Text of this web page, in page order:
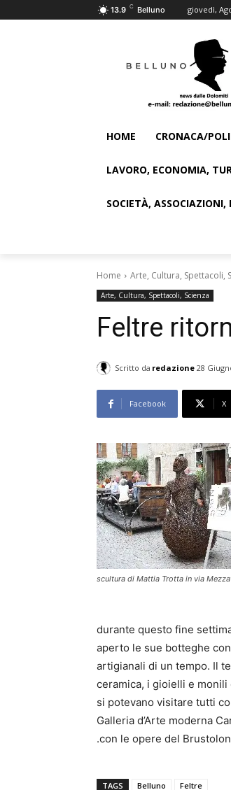
13.9 C Belluno giovedì,
HOME CRONACA/
LAVORO, ECONOMIA,
SOCIETÀ,
Home Arte, Cultura, Spettacoli,
Arte, Cultura, Spettacoli, Scienza
Feltre
Scritto da redazione 28
Facebook X
scultura di Mattia Trotta in via
durante questo fine
aperto le sue botteghe
artigianali di un tempo. Il
ceramica, i gioielli e
si potevano visitare tutti
Galleria d’Arte moderna
con le opere del Brustolon.
TAGS Belluno Feltre